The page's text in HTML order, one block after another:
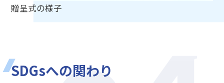
贈呈式の様子
SDGsへの関わり